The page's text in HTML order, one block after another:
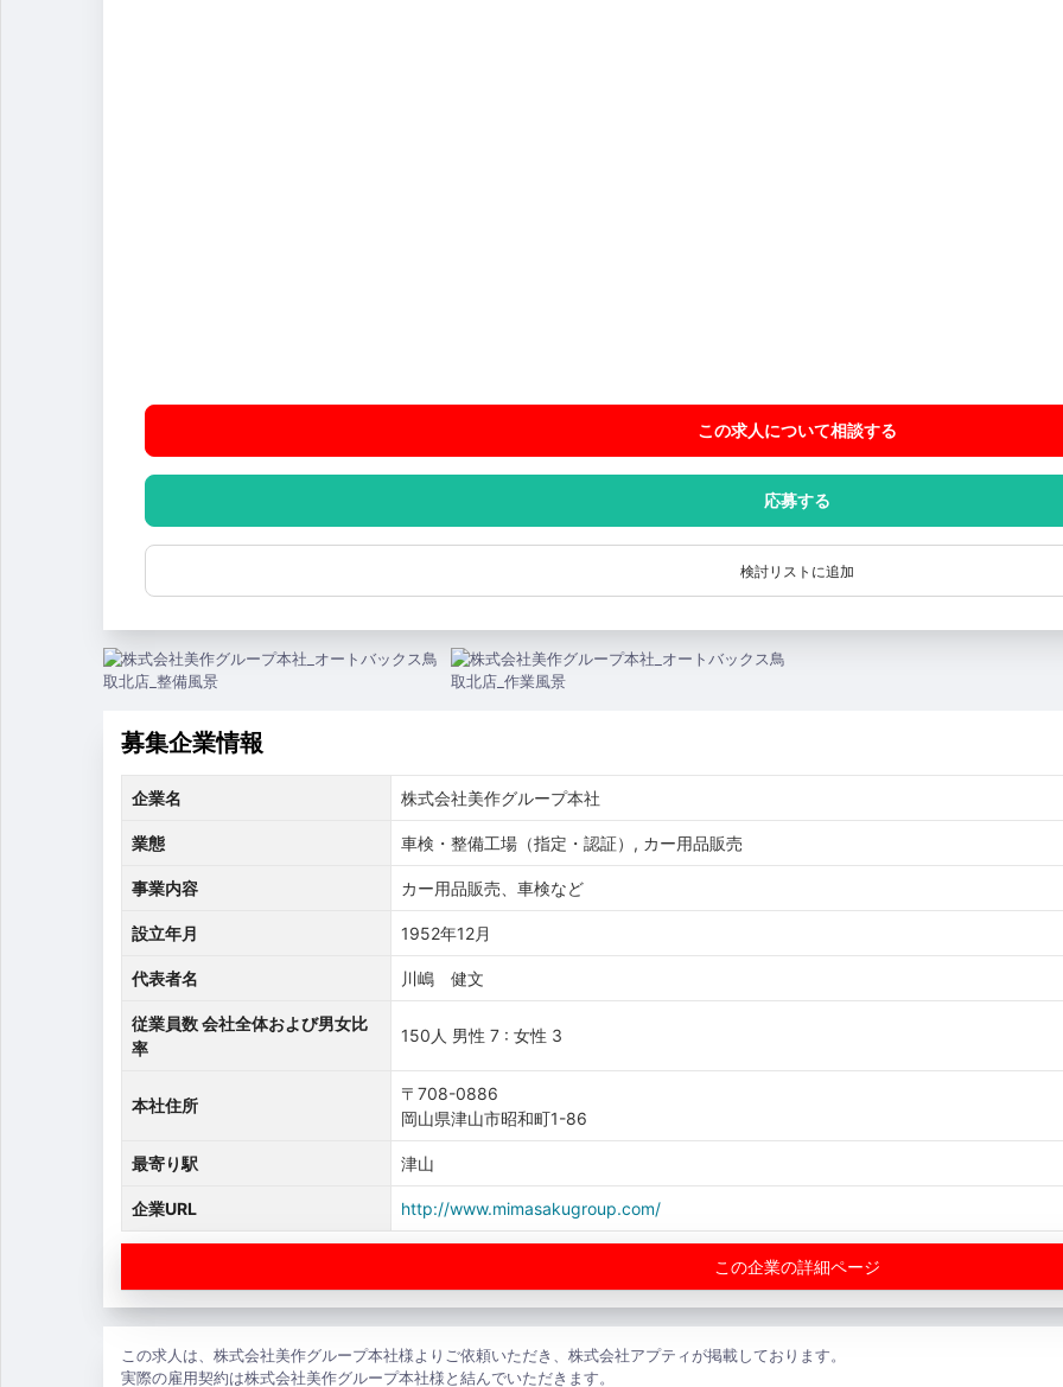
この求人について相談する
応募する
検討リストに追加
募集企業情報
企業名 株式会社美作グループ本社
業態 車検・整備工場（指定・認証）, カー用品販売
事業内容 カー用品販売、車検など
設立年月 1952年12月
代表者名 川嶋 健文
従業員数 会社全体および男女比
率
150人 男性 7 : 女性 3
本社住所
〒708-0886
岡山県津山市昭和町1-86
最寄り駅 津山
企業URL http://www.mimasakugroup.com/
この企業の詳細ページ
この求人は、株式会社美作グループ本社様よりご依頼いただき、株式会社アプティが掲載しております。
実際の雇用契約は株式会社美作グループ本社様と結んでいただきます。